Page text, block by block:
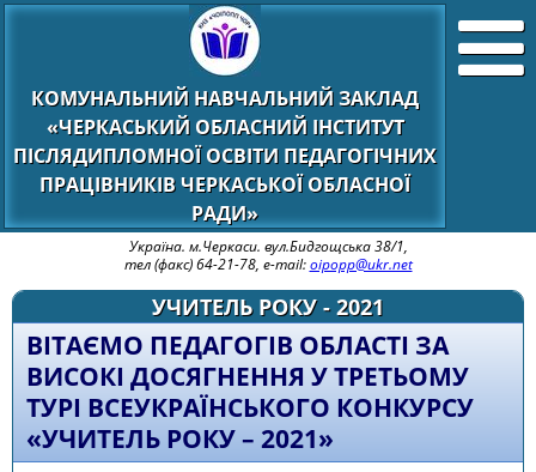
КОМУНАЛЬНИЙ НАВЧАЛЬНИЙ ЗАКЛАД
«ЧЕРКАСЬКИЙ ОБЛАСНИЙ ІНСТИТУТ
ПІСЛЯДИПЛОМНОЇ ОСВІТИ ПЕДАГОГІЧНИХ
ПРАЦІВНИКІВ ЧЕРКАСЬКОЇ ОБЛАСНОЇ
РАДИ»
Україна. м.Черкаси. вул.Бидгощська 38/1,
тел (факс) 64-21-78, e-mail:oipopp@ukr.net
УЧИТЕЛЬ РОКУ - 2021
ВІТАЄМО ПЕДАГОГІВ ОБЛАСТІ ЗА
ВИСОКІ ДОСЯГНЕННЯ У ТРЕТЬОМУ
ТУРІ ВСЕУКРАЇНСЬКОГО КОНКУРСУ
«УЧИТЕЛЬ РОКУ – 2021»